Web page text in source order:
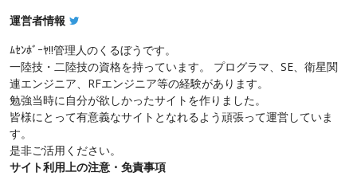
運営者情報
ﾑｾﾝﾎﾞｰﾔ!!管理人のくるぼうです。
一陸技・二陸技の資格を持っています。 プログラマ、SE、衛星関
連エンジニア、RFエンジニア等の経験があります。
勉強当時に自分が欲しかったサイトを作りました。
皆様にとって有意義なサイトとなれるよう頑張って運営していま
す。
是非ご活用ください。
サイト利用上の注意・免責事項